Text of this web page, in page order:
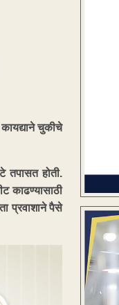
चुकीचे
तपासत होती.
काढण्यासाठी
प्रवाशाने पैसे